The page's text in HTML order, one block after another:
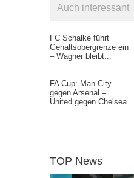
Auch interessant
FC Schalke führt
Gehaltsobergrenze ein
– Wagner bleibt...
FA Cup: Man City
gegen Arsenal –
United gegen Chelsea
TOP News